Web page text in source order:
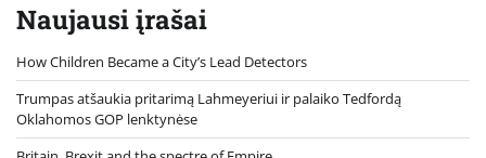
Naujausi įrašai
How Children Became a City’s Lead Detectors
Trumpas atšaukia pritarimą Lahmeyeriui ir palaiko Tedfordą
Oklahomos GOP lenktynėse